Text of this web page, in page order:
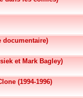
documentaire)
et Mark Bagley)
(1994-1996)